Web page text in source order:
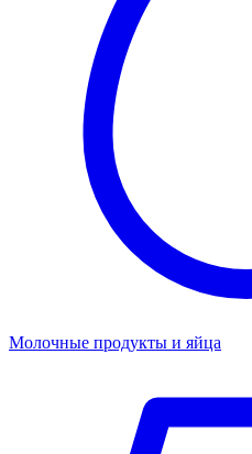
Молочные продукты и яйца